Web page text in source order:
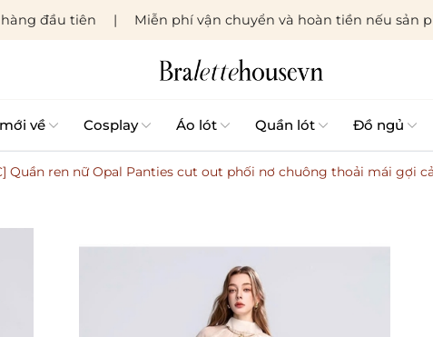
hàng đầu tiên Miễn phí vận chuyển và hoàn tiền nếu sản
về Cosplay Áo lót Quần lót Đồ ngủ
Quần ren nữ Opal Panties cut out phối nơ chuông thoải mái gợi